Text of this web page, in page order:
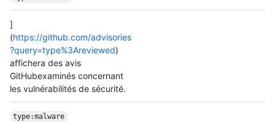
]
(https://github.com/advisories
?query=type%3Areviewed)
affichera des avis
GitHubexaminés concernant
les vulnérabilités de sécurité.
type:malware